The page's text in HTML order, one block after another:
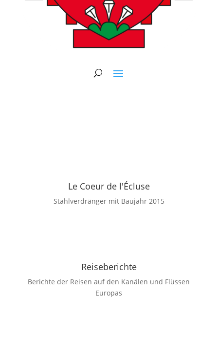
Le Coeur de l'Écluse
Stahlverdränger mit Baujahr 2015
Reiseberichte
Berichte der Reisen auf den Kanälen und Flüssen
Europas